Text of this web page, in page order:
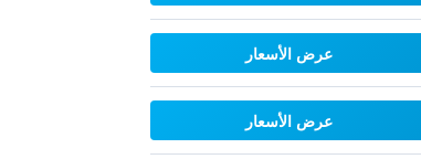
عرض الأسعار
عرض الأسعار